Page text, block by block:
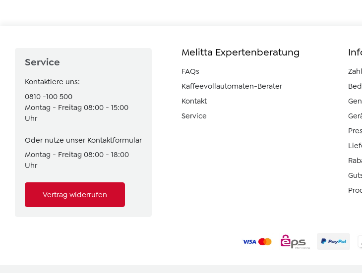
Service
Kontaktiere uns:
0810 -100 500
Montag - Freitag 08:00 - 15:00
Uhr
Oder nutze unser Kontaktformular
Montag - Freitag 08:00 - 18:00
Uhr
Vertrag widerrufen
Melitta Expertenberatung
FAQs
Kaffeevollautomaten-Berater
Kontakt
Service